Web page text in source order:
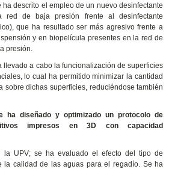
ha descrito el empleo de un nuevo desinfectante
red de baja presión frente al desinfectante
que ha resultado ser más agresivo frente a
y en biopelícula presentes en la red de
presión.
llevado a cabo la funcionalización de superficies
lo cual ha permitido minimizar la cantidad
sobre dichas superficies, reduciéndose también
ha diseñado y optimizado un protocolo de
impresos en 3D con capacidad
la UPV; se ha evaluado el efecto del tipo de
la calidad de las aguas para el regadío. Se ha